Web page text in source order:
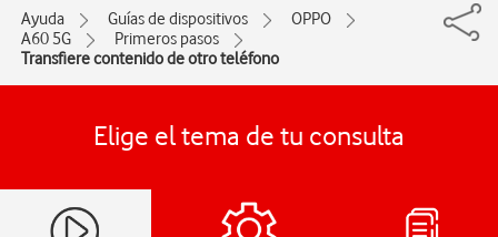
Ayuda Guías de dispositivos
OPPO
A60 5G
Primeros pasos
Transfiere contenido de otro teléfono
Elige el tema de tu consulta